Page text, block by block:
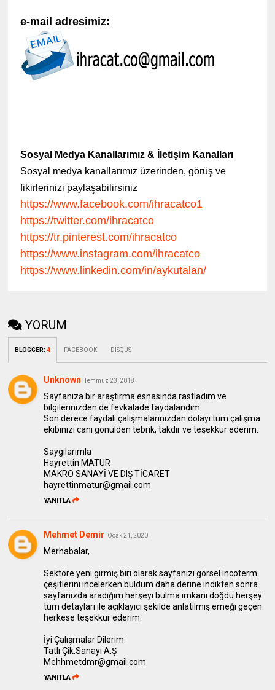
e-mail adresimiz:
Sosyal Medya Kanallarımız & İletişim Kanalları
Sosyal medya kanallarımız üzerinden, görüş ve
fikirlerinizi paylaşabilirsiniz
https://www.facebook.com/ihracatco1
https://twitter.com/ihracatco
https://tr.pinterest.com/ihracatco
https://www.instagram.com/ihracatco
https://www.linkedin.com/in/aykutalan/
YORUM
BLOGGER:4 FACEBOOK DISQUS
Unknown Temmuz 23, 2018
Sayfanıza bir araştırma esnasında rastladım ve
bilgilerinizden de fevkalade faydalandım.
Son derece faydalı çalışmalarınızdan dolayı tüm çalışma
ekibinizi canı gönülden tebrik, takdir ve teşekkür ederim.
Saygılarımla
Hayrettin MATUR
MAKRO SANAYİ VE DIŞ TİCARET
hayrettinmatur@gmail.com
YANITLA
Mehmet Demir Ocak 21, 2020
Merhabalar,
Sektöre yeni girmiş biri olarak sayfanızı görsel incoterm
çeşitlerini incelerken buldum daha derine indikten sonra
sayfanızda aradığım herşeyi bulma imkanı doğdu herşey
tüm detayları ile açıklayıcı şekilde anlatılmış emeği geçen
herkese teşekkür ederim.
İyi Çalışmalar Dilerim.
Tatlı Çik.Sanayi A.Ş
Mehhmetdmr@gmail.com
YANITLA